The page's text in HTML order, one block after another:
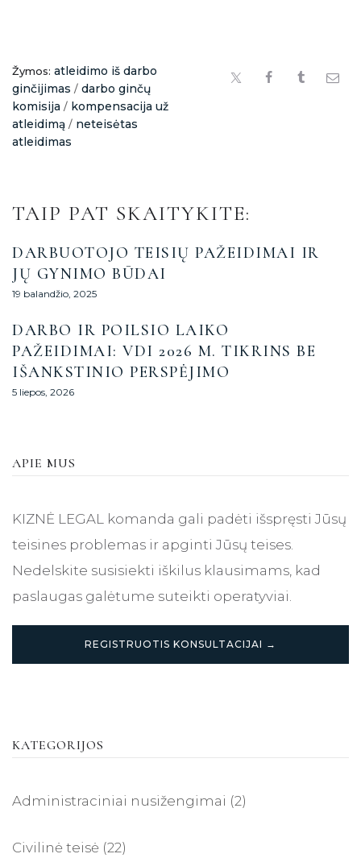
Žymos: atleidimo iš darbo
ginčijimas / darbo ginčų
komisija / kompensacija už
atleidimą / neteisėtas
atleidimas
TAIP PAT SKAITYKITE:
DARBUOTOJO TEISIŲ PAŽEIDIMAI IR
JŲ GYNIMO BŪDAI
19 balandžio, 2025
DARBO IR POILSIO LAIKO
PAŽEIDIMAI: VDI 2026 M. TIKRINS BE
IŠANKSTINIO PERSPĖJIMO
5 liepos, 2026
APIE MUS
KIZNĖ LEGAL komanda gali padėti išspręsti Jūsų
teisines problemas ir apginti Jūsų teises.
Nedelskite susisiekti iškilus klausimams, kad
paslaugas galėtume suteikti operatyviai.
REGISTRUOTIS KONSULTACIJAI →
KATEGORIJOS
Administraciniai nusižengimai (2)
Civilinė teisė (22)